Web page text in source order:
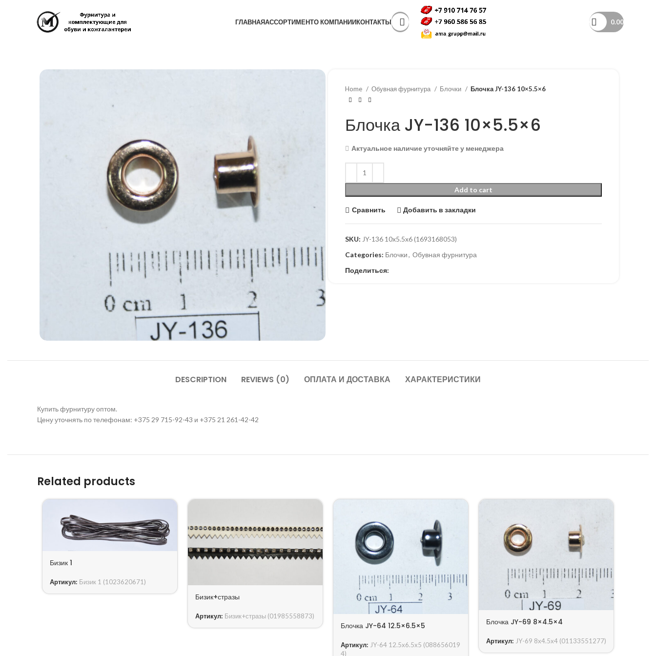
ГЛАВНАЯАССОРТИМЕНТО КОМПАНИИКОНТАКТЫ 0.00
Home Обувная фурнитура Блочки Блочка JY-136 10×5.5×6
Блочка JY-136 10×5.5×6
Актуальное наличие уточняйте у менеджера
Add to cart
Сравнить Добавить в закладки
SKU: JY-136 10x5.5x6 (1693168053)
Categories: Блочки, Обувная фурнитура
Поделиться:
DESCRIPTION REVIEWS (0) ОПЛАТА И ДОСТАВКА ХАРАКТЕРИСТИКИ
Купить фурнитуру оптом.
Цену уточнять по телефонам: +375 29 715-92-43 и +375 21 261-42-42
Related products
Бизик 1
Артикул: Бизик 1 (1023620671)
Бизик+стразы
Артикул: Бизик+стразы (01985558873)
Блочка JY-64 12.5×6.5×5
Артикул: JY-64 12.5x6.5x5 (088656019
4)
Блочка JY-69 8×4.5×4
Артикул: JY-69 8x4.5x4 (01133551277)